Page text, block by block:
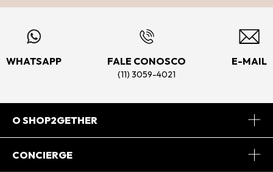
WHATSAPP FALE CONOSCO
(11) 3059-4021
E-MAIL
O SHOP2GETHER
Sobre Nós
CONCIERGE